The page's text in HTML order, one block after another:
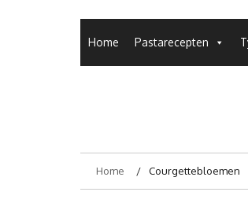
Home Pastarecepten
Home Courgettebloemen